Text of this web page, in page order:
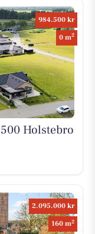
984.500 kr
0 m2
Holstebro
2.095.000 kr
160 m2